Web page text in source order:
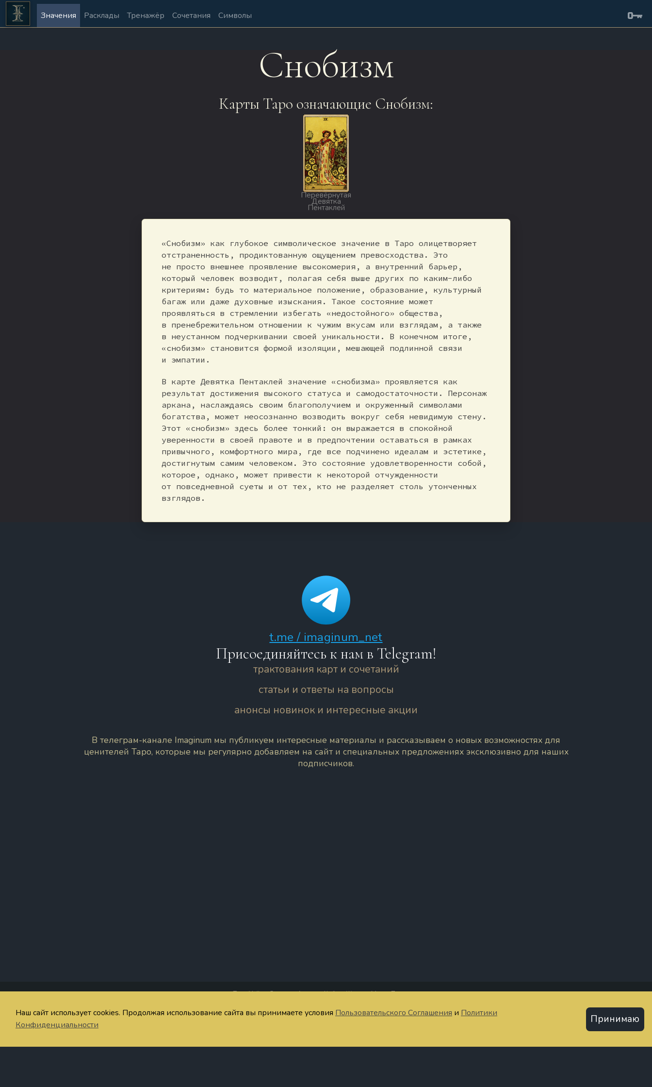
Значения Расклады Тренажёр Сочетания Символы
Снобизм
Карты Таро означающие Снобизм:
Перевёрнутая
Девятка
Пентаклей
«Снобизм» как глубокое символическое значение в Таро олицетворяет
отстраненность, продиктованную ощущением превосходства. Это
не просто внешнее проявление высокомерия, а внутренний барьер,
который человек возводит, полагая себя выше других по каким-либо
критериям: будь то материальное положение, образование, культурный
багаж или даже духовные изыскания. Такое состояние может
проявляться в стремлении избегать «недостойного» общества,
в пренебрежительном отношении к чужим вкусам или взглядам, а также
в неустанном подчеркивании своей уникальности. В конечном итоге,
«снобизм» становится формой изоляции, мешающей подлинной связи
и эмпатии.
В карте Девятка Пентаклей значение «снобизма» проявляется как
результат достижения высокого статуса и самодостаточности. Персонаж
аркана, наслаждаясь своим благополучием и окруженный символами
богатства, может неосознанно возводить вокруг себя невидимую стену.
Этот «снобизм» здесь более тонкий: он выражается в спокойной
уверенности в своей правоте и в предпочтении оставаться в рамках
привычного, комфортного мира, где все подчинено идеалам и эстетике,
достигнутым самим человеком. Это состояние удовлетворенности собой,
которое, однако, может привести к некоторой отчужденности
от повседневной суеты и от тех, кто не разделяет столь утонченных
взглядов.
t.me / imaginum_net
Присоединяйтесь к нам в Telegram!
трактования карт и сочетаний
статьи и ответы на вопросы
анонсы новинок и интересные акции
В телеграм-канале Imaginum мы публикуем интересные материалы и рассказываем о новых возможностях для
ценителей Таро, которые мы регулярно добавляем на сайт и специальных предложениях эксклюзивно для наших
подписчиков.
Таро Уэйта Старшие Арканы Кубки Жезлы Мечи Пентакли
Наш сайт использует cookies. Продолжая использование сайта вы принимаете условия Пользовательского Соглашения и Политики
Конфиденциальности
Принимаю